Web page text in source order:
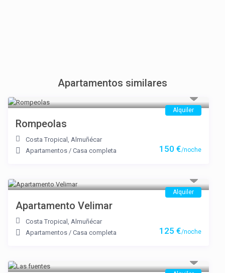
Apartamentos similares
Alquiler
150 €/noche
Rompeolas
Costa Tropical , Almuñécar
Apartamentos / Casa completa
Alquiler
125 €/noche
Apartamento Velimar
Costa Tropical , Almuñécar
Apartamentos / Casa completa